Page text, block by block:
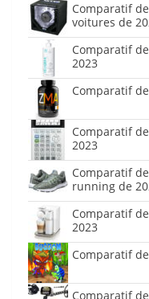
Comparatif
voitures de
Comparatif
2023
Comparatif
Comparatif
2023
Comparatif
running de
Comparatif
2023
Comparatif
Comparatif